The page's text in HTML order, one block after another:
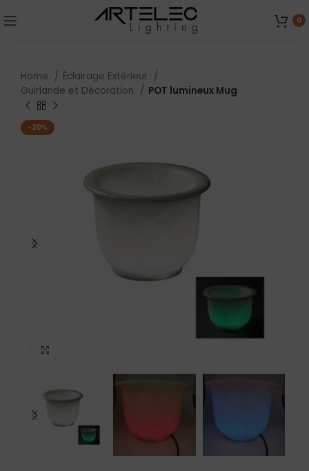
0
Home
Éclairage Extérieur
Guirlande et Décoration
POT lumineux Mug
-20%